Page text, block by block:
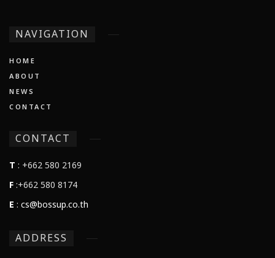
NAVIGATION
HOME
ABOUT
NEWS
CONTACT
CONTACT
T : +662 580 2169
F:+662 580 8174
E : cs@bossup.co.th
ADDRESS